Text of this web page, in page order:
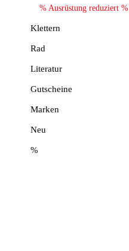
% Ausrüstung reduziert %
Klettern
Rad
Literatur
Gutscheine
Marken
Neu
%